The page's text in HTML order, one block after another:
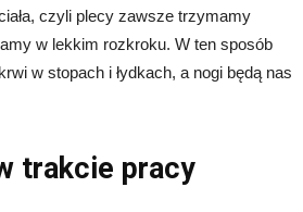
czyli plecy zawsze trzymamy
w lekkim rozkroku. W ten sposób
w stopach i łydkach, a nogi będą nas
trakcie pracy